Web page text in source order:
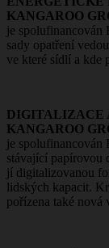
KANGAROO
je spolufinancován
sady opatření
ve které sídlí a kde
DIGITALIZACE
KANGAROO
je
stávající papírovou
jí digitalizovanou
lidských kapacit.
pořízena také nová